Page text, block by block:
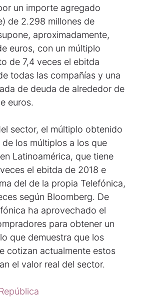
un importe agregado
de 2.298 millones de
aproximadamente,
euros, con un múltiplo
de 7,4 veces el ebitda
todas las compañías y una
de deuda de alrededor de
euros.
sector, el múltiplo obtenido
los múltiplos a los que
Latinoamérica, que tiene
el ebitda de 2018 e
del de la propia Telefónica,
según Bloomberg. De
ha aprovechado el
para obtener un
que demuestra que los
cotizan actualmente estos
el valor real del sector.